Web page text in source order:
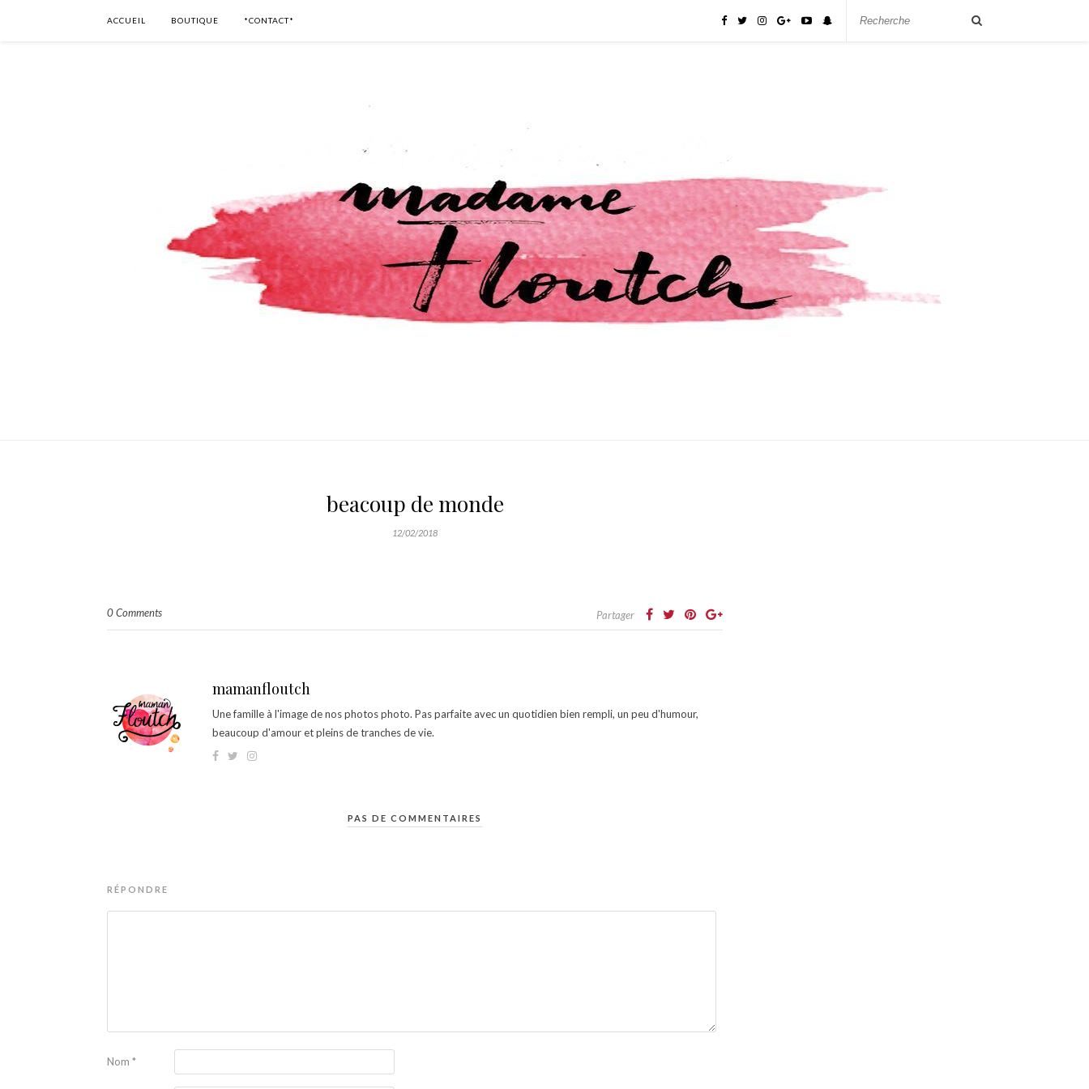
ACCUEIL BOUTIQUE *CONTACT*
beacoup de monde
12/02/2018
0 Comments Partager
mamanfloutch
Une famille à l'image de nos photos photo. Pas parfaite avec un quotidien bien rempli, un peu d'humour,
beaucoup d'amour et pleins de tranches de vie.
PAS DE COMMENTAIRES
RÉPONDRE
Nom *